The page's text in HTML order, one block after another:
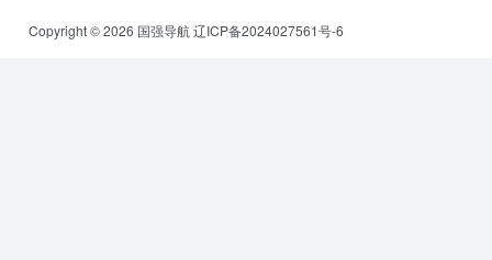
Copyright © 2026 国强导航辽ICP备2024027561号-6